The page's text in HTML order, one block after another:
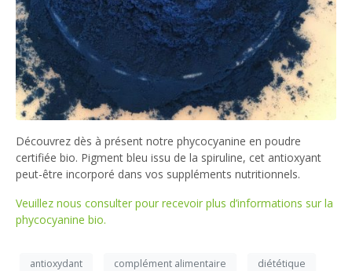
Découvrez dès à présent notre phycocyanine en poudre
certifiée bio. Pigment bleu issu de la spiruline, cet antioxyant
peut-être incorporé dans vos suppléments nutritionnels.
Veuillez nous consulter pour recevoir plus d’informations sur la
phycocyanine bio.
antioxydant complément alimentaire
diététique